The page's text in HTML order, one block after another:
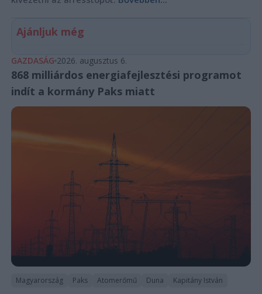
Ajánljuk még
GAZDASÁG 2026. augusztus 6.
868 milliárdos energiafejlesztési programot
indít a kormány Paks miatt
Magyarország Paks Atomerőmű Duna Kapitány István